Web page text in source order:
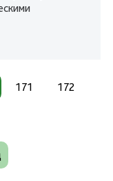
171 172